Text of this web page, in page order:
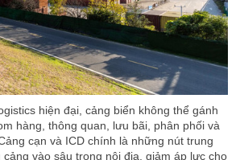
hiện đại, cảng biển không thể gánh
hàng, thông quan, lưu bãi, phân phối và
cạn và ICD chính là những nút trung
vào sâu trong nội địa, giảm áp lực cho